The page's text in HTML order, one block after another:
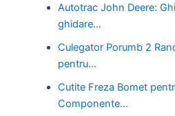
Autotrac John Deere:
ghidare…
Culegator Porumb 2
pentru…
Cutite Freza Bomet
Componente…